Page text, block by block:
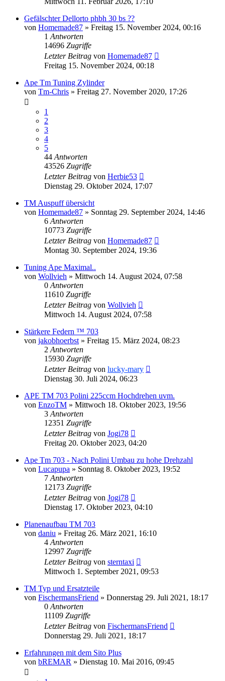
Gefälschter Dellorto phbh 30 bs ??
von Homemade87 » Freitag 15. November 2024, 00:16
1 Antworten
14696 Zugriffe
Letzter Beitrag von Homemade87
Freitag 15. November 2024, 00:18
Ape Tm Tuning Zylinder
von Tm-Chris » Freitag 27. November 2020, 17:26
1
2
3
4
5
44 Antworten
43526 Zugriffe
Letzter Beitrag von Herbie53
Dienstag 29. Oktober 2024, 17:07
TM Auspuff übersicht
von Homemade87 » Sonntag 29. September 2024, 14:46
6 Antworten
10773 Zugriffe
Letzter Beitrag von Homemade87
Montag 30. September 2024, 19:36
Tuning Ape Maximal..
von Wollvieh » Mittwoch 14. August 2024, 07:58
0 Antworten
11610 Zugriffe
Letzter Beitrag von Wollvieh
Mittwoch 14. August 2024, 07:58
Stärkere Federn ™ 703
von jakobhoerbst » Freitag 15. März 2024, 08:23
2 Antworten
15930 Zugriffe
Letzter Beitrag von lucky-mary
Dienstag 30. Juli 2024, 06:23
APE TM 703 Polini 225ccm Hochdrehen uvm.
von EnzoTM » Mittwoch 18. Oktober 2023, 19:56
3 Antworten
12351 Zugriffe
Letzter Beitrag von Jogi78
Freitag 20. Oktober 2023, 04:20
Ape Tm 703 - Nach Polini Umbau zu hohe Drehzahl
von Lucapupa » Sonntag 8. Oktober 2023, 19:52
7 Antworten
12173 Zugriffe
Letzter Beitrag von Jogi78
Dienstag 17. Oktober 2023, 04:10
Planenaufbau TM 703
von daniu » Freitag 26. März 2021, 16:10
4 Antworten
12997 Zugriffe
Letzter Beitrag von sterntaxi
Mittwoch 1. September 2021, 09:53
TM Typ und Ersatzteile
von FischermansFriend » Donnerstag 29. Juli 2021, 18:17
0 Antworten
11109 Zugriffe
Letzter Beitrag von FischermansFriend
Donnerstag 29. Juli 2021, 18:17
Erfahrungen mit dem Sito Plus
von bREMAR » Dienstag 10. Mai 2016, 09:45